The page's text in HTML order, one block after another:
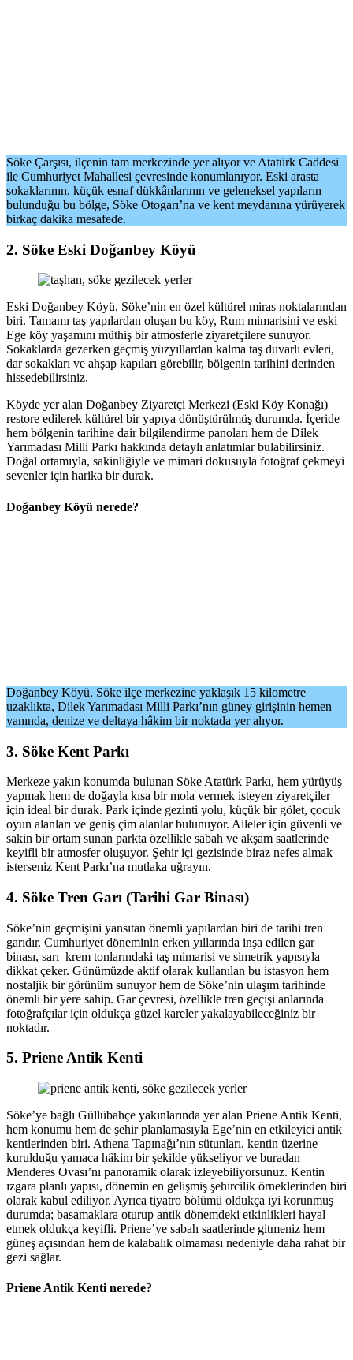
Söke Çarşısı, ilçenin tam merkezinde yer alıyor ve Atatürk Caddesi
ile Cumhuriyet Mahallesi çevresinde konumlanıyor. Eski arasta
sokaklarının, küçük esnaf dükkânlarının ve geleneksel yapıların
bulunduğu bu bölge, Söke Otogarı’na ve kent meydanına yürüyerek
birkaç dakika mesafede.
2. Söke Eski Doğanbey Köyü
Eski Doğanbey Köyü, Söke’nin en özel kültürel miras noktalarından
biri. Tamamı taş yapılardan oluşan bu köy, Rum mimarisini ve eski
Ege köy yaşamını müthiş bir atmosferle ziyaretçilere sunuyor.
Sokaklarda gezerken geçmiş yüzyıllardan kalma taş duvarlı evleri,
dar sokakları ve ahşap kapıları görebilir, bölgenin tarihini derinden
hissedebilirsiniz.
Köyde yer alan Doğanbey Ziyaretçi Merkezi (Eski Köy Konağı)
restore edilerek kültürel bir yapıya dönüştürülmüş durumda. İçeride
hem bölgenin tarihine dair bilgilendirme panoları hem de Dilek
Yarımadası Milli Parkı hakkında detaylı anlatımlar bulabilirsiniz.
Doğal ortamıyla, sakinliğiyle ve mimari dokusuyla fotoğraf çekmeyi
sevenler için harika bir durak.
Doğanbey Köyü nerede?
Doğanbey Köyü, Söke ilçe merkezine yaklaşık 15 kilometre
uzaklıkta, Dilek Yarımadası Milli Parkı’nın güney girişinin hemen
yanında, denize ve deltaya hâkim bir noktada yer alıyor.
3. Söke Kent Parkı
Merkeze yakın konumda bulunan Söke Atatürk Parkı, hem yürüyüş
yapmak hem de doğayla kısa bir mola vermek isteyen ziyaretçiler
için ideal bir durak. Park içinde gezinti yolu, küçük bir gölet, çocuk
oyun alanları ve geniş çim alanlar bulunuyor. Aileler için güvenli ve
sakin bir ortam sunan parkta özellikle sabah ve akşam saatlerinde
keyifli bir atmosfer oluşuyor. Şehir içi gezisinde biraz nefes almak
isterseniz Kent Parkı’na mutlaka uğrayın.
4. Söke Tren Garı (Tarihi Gar Binası)
Söke’nin geçmişini yansıtan önemli yapılardan biri de tarihi tren
garıdır. Cumhuriyet döneminin erken yıllarında inşa edilen gar
binası, sarı–krem tonlarındaki taş mimarisi ve simetrik yapısıyla
dikkat çeker. Günümüzde aktif olarak kullanılan bu istasyon hem
nostaljik bir görünüm sunuyor hem de Söke’nin ulaşım tarihinde
önemli bir yere sahip. Gar çevresi, özellikle tren geçişi anlarında
fotoğrafçılar için oldukça güzel kareler yakalayabileceğiniz bir
noktadır.
5. Priene Antik Kenti
Söke’ye bağlı Güllübahçe yakınlarında yer alan Priene Antik Kenti,
hem konumu hem de şehir planlamasıyla Ege’nin en etkileyici antik
kentlerinden biri. Athena Tapınağı’nın sütunları, kentin üzerine
kurulduğu yamaca hâkim bir şekilde yükseliyor ve buradan
Menderes Ovası’nı panoramik olarak izleyebiliyorsunuz. Kentin
ızgara planlı yapısı, dönemin en gelişmiş şehircilik örneklerinden biri
olarak kabul ediliyor. Ayrıca tiyatro bölümü oldukça iyi korunmuş
durumda; basamaklara oturup antik dönemdeki etkinlikleri hayal
etmek oldukça keyifli. Priene’ye sabah saatlerinde gitmeniz hem
güneş açısından hem de kalabalık olmaması nedeniyle daha rahat bir
gezi sağlar.
Priene Antik Kenti nerede?